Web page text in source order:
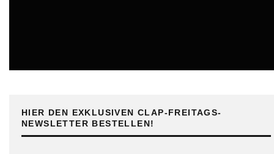
HIER DEN EXKLUSIVEN CLAP-FREITAGS-
NEWSLETTER BESTELLEN!